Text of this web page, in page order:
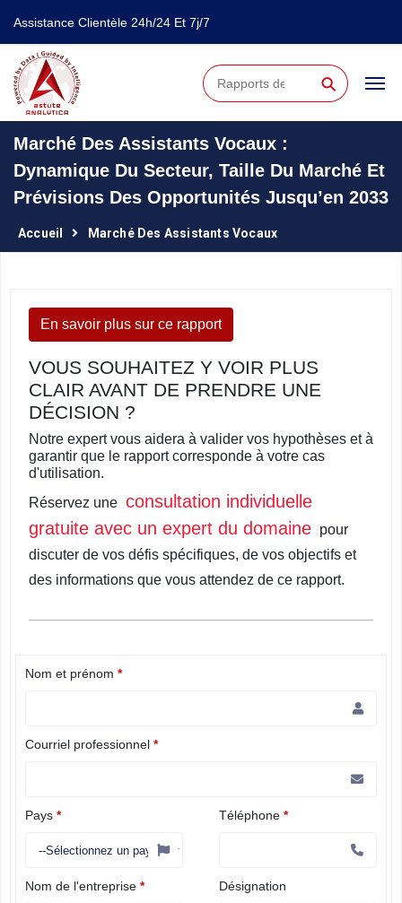
Assistance Clientèle 24h/24 Et 7j/7
⚲
Marché Des Assistants Vocaux :
Dynamique Du Secteur, Taille Du Marché Et
Prévisions Des Opportunités Jusqu’en 2033
Accueil Marché Des Assistants Vocaux
En savoir plus sur ce rapport
VOUS SOUHAITEZ Y VOIR PLUS
CLAIR AVANT DE PRENDRE UNE
DÉCISION ?
Notre expert vous aidera à valider vos hypothèses et à
garantir que le rapport corresponde à votre cas
d'utilisation.
Réservez une consultation individuelle
gratuite avec un expert du domaine pour
discuter de vos défis spécifiques, de vos objectifs et
des informations que vous attendez de ce rapport.
Nom et prénom *
Courriel professionnel *
Pays * Téléphone *
Nom de l'entreprise * Désignation